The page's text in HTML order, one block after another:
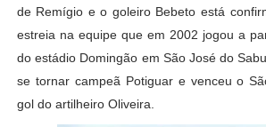
de Remígio e o goleiro Bebeto está
estreia na equipe que em 2002 jogou a
do estádio Domingão em São José do
se tornar campeã Potiguar e venceu o
gol do artilheiro Oliveira.